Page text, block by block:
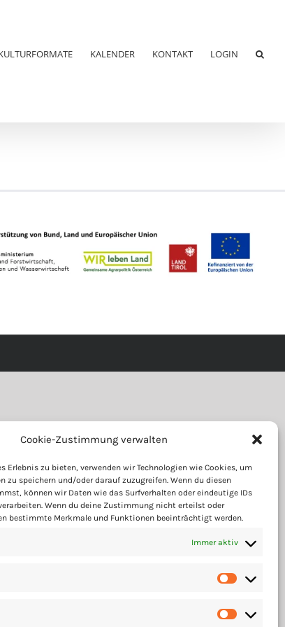
Cookie-Zustimmung verwalten
Erlebnis zu bieten, verwenden wir Technologien wie Cookies, um
zu speichern und/oder darauf zuzugreifen. Wenn du diesen
können wir Daten wie das Surfverhalten oder eindeutige IDs
Wenn du deine Zustimmung nicht erteilst oder
bestimmte Merkmale und Funktionen beeinträchtigt werden.
Immer aktiv
KALENDER KONTAKT LOGIN